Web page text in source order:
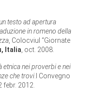
testo ad apertura
in romeno della
, Colocviul “Giornate
Italia , oct. 2008.
etnica nei proverbi e nei
che trovi .I Convegno
febr. 2012.